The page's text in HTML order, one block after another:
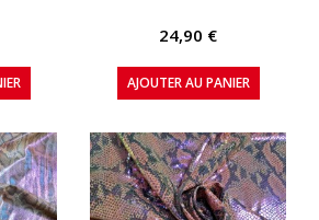
24,90 €
AJOUTER AU PANIER